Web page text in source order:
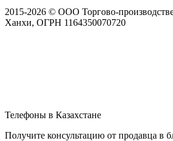
2015-2026 © ООО Торгово-
Ханхи, ОГРН 1164350070720
Телефоны в Казахстане
Получите консультацию от продавца в